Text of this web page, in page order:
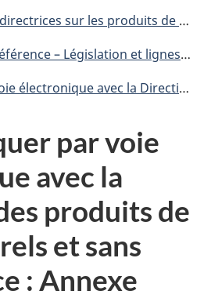
sur les produits de santé naturels
et lignes directrices – Produits de santé naturels
des produits de santé naturels et sans ordonnance : Aperçu
par voie
avec la
produits de
et sans
: Annexe